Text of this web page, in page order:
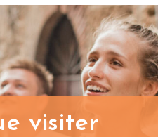
visiter